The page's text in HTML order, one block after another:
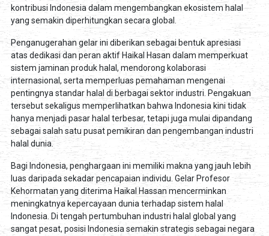
kontribusi Indonesia dalam mengembangkan ekosistem halal
yang semakin diperhitungkan secara global.
Penganugerahan gelar ini diberikan sebagai bentuk apresiasi
atas dedikasi dan peran aktif Haikal Hasan dalam memperkuat
sistem jaminan produk halal, mendorong kolaborasi
internasional, serta memperluas pemahaman mengenai
pentingnya standar halal di berbagai sektor industri. Pengakuan
tersebut sekaligus memperlihatkan bahwa Indonesia kini tidak
hanya menjadi pasar halal terbesar, tetapi juga mulai dipandang
sebagai salah satu pusat pemikiran dan pengembangan industri
halal dunia.
Bagi Indonesia, penghargaan ini memiliki makna yang jauh lebih
luas daripada sekadar pencapaian individu. Gelar Profesor
Kehormatan yang diterima Haikal Hassan mencerminkan
meningkatnya kepercayaan dunia terhadap sistem halal
Indonesia. Di tengah pertumbuhan industri halal global yang
sangat pesat, posisi Indonesia semakin strategis sebagai negara